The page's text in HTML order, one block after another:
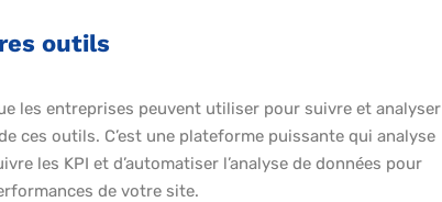
outils
les entreprises peuvent utiliser pour suivre et analyser
ces outils. C’est une plateforme puissante qui analyse
les KPI et d’automatiser l’analyse de données pour
de votre site.